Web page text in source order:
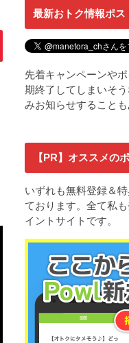
最新おトク情報ポス
先着キャンペーンや
期終了してしまいそ
みお知らせすることも
【PR】オススメの
いずれも無料登録＆
ております。全て私
イントサイトです。